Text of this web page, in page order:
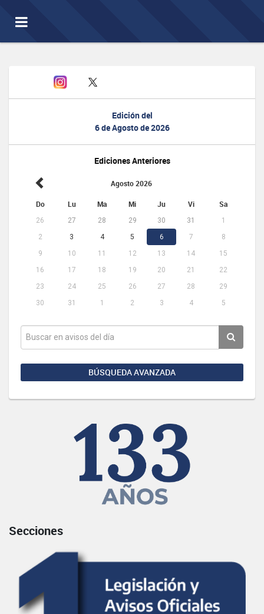
Toggle
navigation
Edición del
6 de Agosto de 2026
Ediciones Anteriores
Agosto 2026
Do Lu Ma Mi Ju Vi Sa
26 27 28 29 30 31
1
2
3 4 5 6 7
8
9
10 11 12 13 14
15
16
17 18 19 20 21
22
23
24 25 26 27 28
29
30
31 1 2 3 4 5
BÚSQUEDA AVANZADA
Secciones